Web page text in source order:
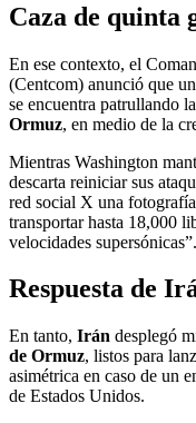
Caza de quinta
En ese contexto, el
(Centcom) anunció que un
se encuentra patrullando
Ormuz, en medio de la
Mientras Washington
descarta reiniciar sus
red social X una
transportar hasta 18,000
velocidades supersónicas”.
Respuesta de
En tanto, Irán desplegó
de Ormuz, listos para
asimétrica en caso de un
de Estados Unidos.